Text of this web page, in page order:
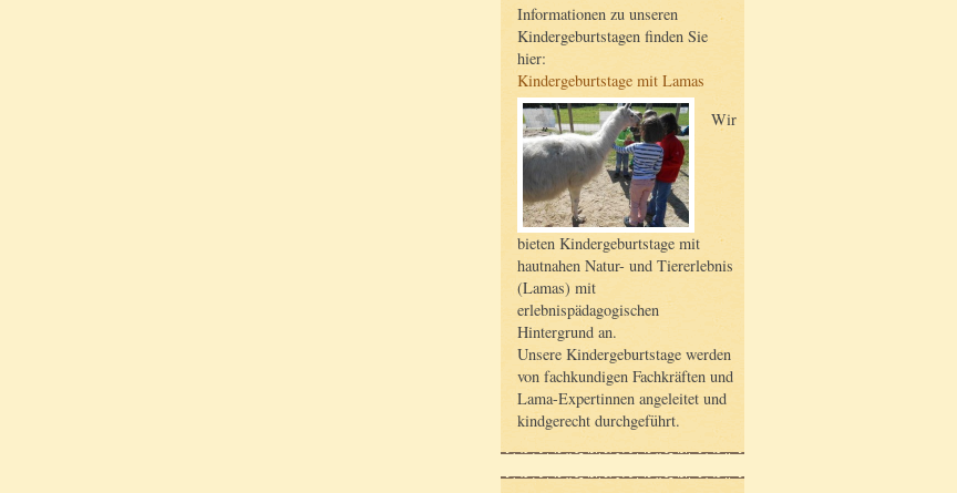
Informationen zu unseren
Kindergeburtstagen finden Sie
hier:
Kindergeburtstage mit Lamas
Wir
bieten Kindergeburtstage mit
hautnahen Natur- und Tiererlebnis
(Lamas) mit
erlebnispädagogischen
Hintergrund an.
Unsere Kindergeburtstage werden
von fachkundigen Fachkräften und
Lama-Expertinnen angeleitet und
kindgerecht durchgeführt.